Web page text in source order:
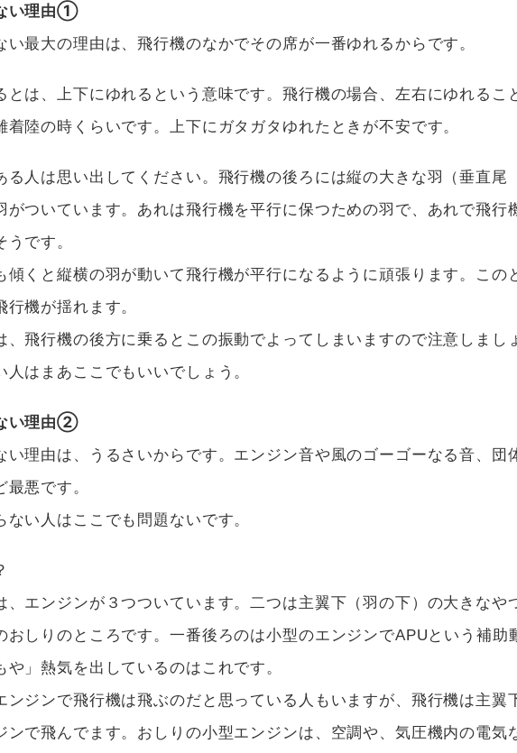
い理由①
最大の理由は、飛行機のなかでその席が一番ゆれるからです。
とは、上下にゆれるという意味です。飛行機の場合、左右にゆれるこ
着陸の時くらいです。上下にガタガタゆれたときが不安です。
る人は思い出してください。飛行機の後ろには縦の大きな羽（垂直尾
がついています。あれは飛行機を平行に保つための羽で、あれで飛行
です。
傾くと縦横の羽が動いて飛行機が平行になるように頑張ります。この
機が揺れます。
、飛行機の後方に乗るとこの振動でよってしまいますので注意しまし
人はまあここでもいいでしょう。
い理由②
い理由は、うるさいからです。エンジン音や風のゴーゴーなる音、団
悪です。
い人はここでも問題ないです。
、エンジンが３つついています。二つは主翼下（羽の下）の大きなや
おしりのところです。一番後ろのは小型のエンジンでAPUという補助
」熱気を出しているのはこれです。
ンジンで飛行機は飛ぶのだと思っている人もいますが、飛行機は主翼
ンで飛んでます。おしりの小型エンジンは、空調や、気圧機内の電気